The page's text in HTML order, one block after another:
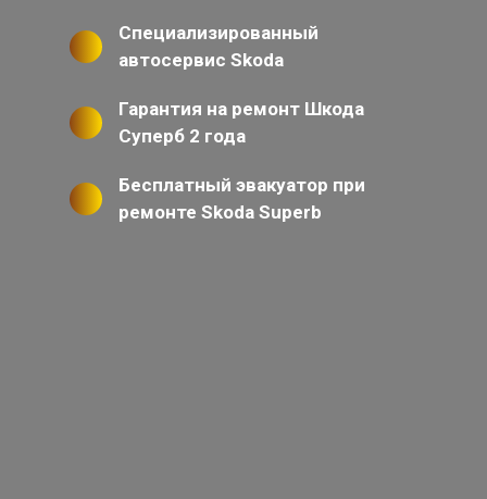
Специализированный
автосервис Skoda
Гарантия на ремонт Шкода
Суперб 2 года
Бесплатный эвакуатор при
ремонте Skoda Superb